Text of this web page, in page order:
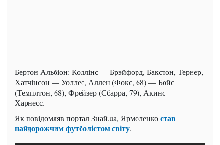
Бертон Альбіон: Коллінс — Брэйфорд, Бакстон, Тернер,
Хатчінсон — Уоллес, Аллен (Фокс, 68) — Бойс
(Темплтон, 68), Фрейзер (Сбарра, 79), Акинс —
Харнесс.
Як повідомляв портал Знай.ua, Ярмоленкостав
найдорожчим футболістом світу.